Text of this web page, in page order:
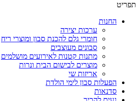
תפריט
החנות
ערכות יצירה
חומרי גלם להכנת סבון ומוצרי ריח
סבונים מעוצבים
מתנות קטנות לאירועים מושלמים
מוצרים לבישום הבית ונרות
אריזות שי
הפעלות סבון לימי הולדת
סדנאות